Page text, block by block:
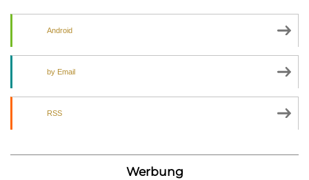
Android
by Email
RSS
Werbung